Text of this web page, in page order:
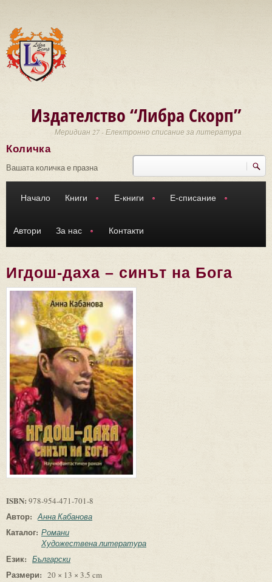
Издателство “Либра Скорп”
Меридиан 27 - Електронно списание за литература
Търси
Количка
Вашата количка е празна
Начало Книги Е-книги Е-списание
Автори За нас Контакти
Игдош-даха – синът на Бога
ISBN: 978-954-471-701-8
Автор: Анна Кабанова
Каталог: Романи
Художествена литература
Език: Български
Размери: 20 × 13 × 3.5 cm